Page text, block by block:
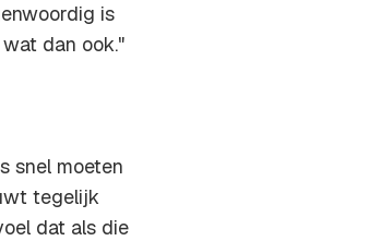
is
dan ook."
snel moeten
tegelijk
dat als die